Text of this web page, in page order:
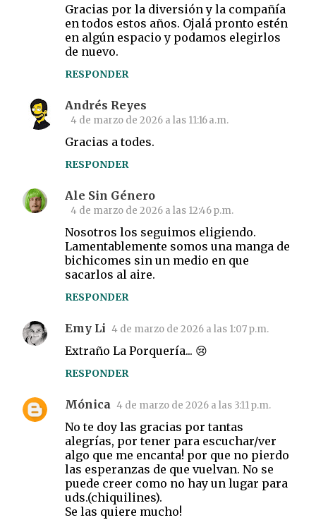
Gracias por la diversión y la compañía
en todos estos años. Ojalá pronto estén
en algún espacio y podamos elegirlos
de nuevo.
RESPONDER
Andrés Reyes
4 de marzo de 2026 a las 11:16 a.m.
Gracias a todes.
RESPONDER
Ale Sin Género
4 de marzo de 2026 a las 12:46 p.m.
Nosotros los seguimos eligiendo.
Lamentablemente somos una manga de
bichicomes sin un medio en que
sacarlos al aire.
RESPONDER
Emy Li 4 de marzo de 2026 a las 1:07 p.m.
Extraño La Porquería... 😢
RESPONDER
Mónica 4 de marzo de 2026 a las 3:11 p.m.
No te doy las gracias por tantas
alegrías, por tener para escuchar/ver
algo que me encanta! por que no pierdo
las esperanzas de que vuelvan. No se
puede creer como no hay un lugar para
uds.(chiquilines).
Se las quiere mucho!